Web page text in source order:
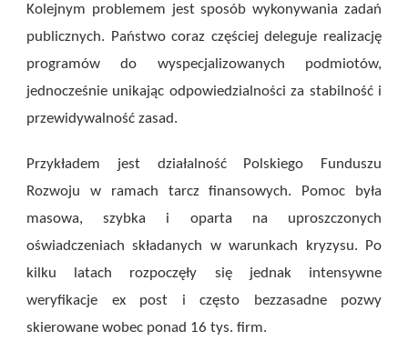
Kolejnym problemem jest sposób wykonywania zadań
publicznych. Państwo coraz częściej deleguje realizację
programów do wyspecjalizowanych podmiotów,
jednocześnie unikając odpowiedzialności za stabilność i
przewidywalność zasad.
Przykładem jest działalność Polskiego Funduszu
Rozwoju w ramach tarcz finansowych. Pomoc była
masowa, szybka i oparta na uproszczonych
oświadczeniach składanych w warunkach kryzysu. Po
kilku latach rozpoczęły się jednak intensywne
weryfikacje ex post i często bezzasadne pozwy
skierowane wobec ponad 16 tys. firm.